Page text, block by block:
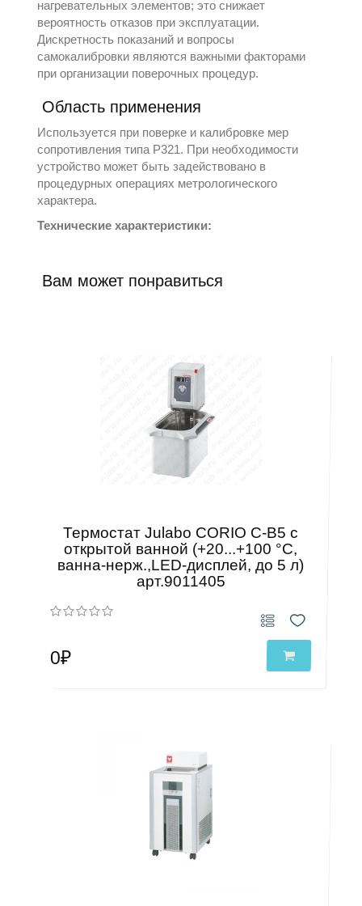
нагревательных элементов; это снижает
вероятность отказов при эксплуатации.
Дискретность показаний и вопросы
самокалибровки являются важными факторами
при организации поверочных процедур.
Область применения
Используется при поверке и калибровке мер
сопротивления типа Р321. При необходимости
устройство может быть задействовано в
процедурных операциях метрологического
характера.
Технические характеристики:
Вам может понравиться
Термостат Julabo CORIO C-B5 с
открытой ванной (+20...+100 °С,
ванна-нерж.,LED-дисплей, до 5 л)
арт.9011405
0₽